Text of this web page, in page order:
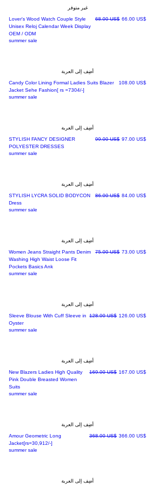
غير متوفر
Lover's Wood Watch Couple Style
Unisex Reloj Calendar Week Display
OEM / ODM
سعر عادي
‏68.00 US$ سعر البيع‏66.00 US$
summer sale
أضِف إلى العربة
Candy Color Lining Formal Ladies Suits Blazer
Jacket Sehe Fashion[ rs =7304/-]
السعر ‏108.00 US$
summer sale
أضِف إلى العربة
STYLISH FANCY DESIGNER
POLYESTER DRESSES
سعر عادي
‏99.00 US$ سعر البيع‏97.00 US$
summer sale
أضِف إلى العربة
STYLISH LYCRA SOLID BODYCON
Dress
سعر عادي
‏86.00 US$ سعر البيع‏84.00 US$
summer sale
أضِف إلى العربة
Women Jeans Straight Pants Denim
Washing High Waist Loose Fit
Pockets Basics Ank
سعر عادي
‏75.00 US$ سعر البيع‏73.00 US$
summer sale
أضِف إلى العربة
Sleeve Blouse With Cuff Sleeve in
Oyster
سعر عادي‏128.00 US$ سعر البيع‏126.00 US$
summer sale
أضِف إلى العربة
New Blazers Ladies High Quality
Pink Double Breasted Women
Suits
سعر عادي‏169.00 US$ سعر البيع‏167.00 US$
summer sale
أضِف إلى العربة
Amour Geometric Long
Jacket[rs=30,912/-]
سعر عادي‏368.00 US$ سعر البيع‏366.00 US$
summer sale
أضِف إلى العربة